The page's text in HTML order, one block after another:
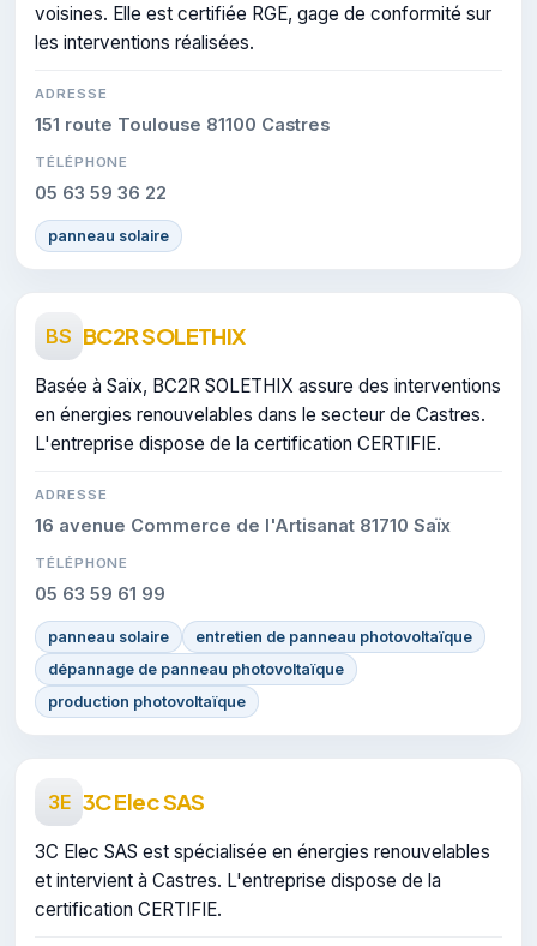
voisines. Elle est certifiée RGE, gage de conformité sur
les interventions réalisées.
ADRESSE
151 route Toulouse 81100 Castres
TÉLÉPHONE
05 63 59 36 22
panneau solaire
BS BC2R SOLETHIX
Basée à Saïx, BC2R SOLETHIX assure des interventions
en énergies renouvelables dans le secteur de Castres.
L'entreprise dispose de la certification CERTIFIE.
ADRESSE
16 avenue Commerce de l'Artisanat 81710 Saïx
TÉLÉPHONE
05 63 59 61 99
panneau solaire
entretien de panneau photovoltaïque
dépannage de panneau photovoltaïque
production photovoltaïque
3E 3C Elec SAS
3C Elec SAS est spécialisée en énergies renouvelables
et intervient à Castres. L'entreprise dispose de la
certification CERTIFIE.